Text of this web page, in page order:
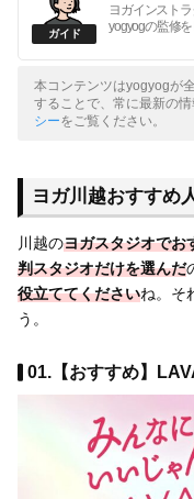
ヨガインスト
yogyogの監修を
本コンテンツはyogyogが
することで、常に最新の
シーをご覧ください。
ヨガ川越おすすめ
川越のヨガスタジオでお
判スタジオだけを選んだ
役立ててくださいね。そ
う。
01.【おすすめ】